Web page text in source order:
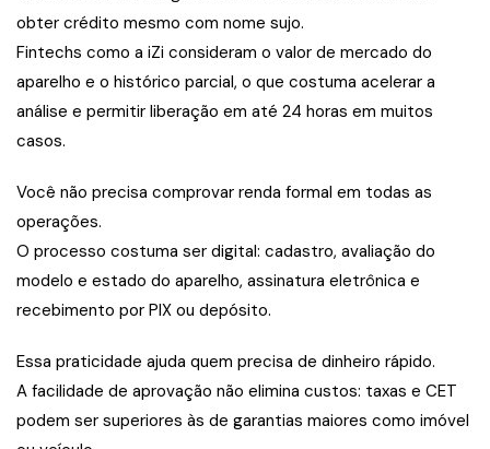
obter crédito mesmo com nome sujo.
Fintechs como a iZi consideram o valor de mercado do
aparelho e o histórico parcial, o que costuma acelerar a
análise e permitir liberação em até 24 horas em muitos
casos.
Você não precisa comprovar renda formal em todas as
operações.
O processo costuma ser digital: cadastro, avaliação do
modelo e estado do aparelho, assinatura eletrônica e
recebimento por PIX ou depósito.
Essa praticidade ajuda quem precisa de dinheiro rápido.
A facilidade de aprovação não elimina custos: taxas e CET
podem ser superiores às de garantias maiores como imóvel